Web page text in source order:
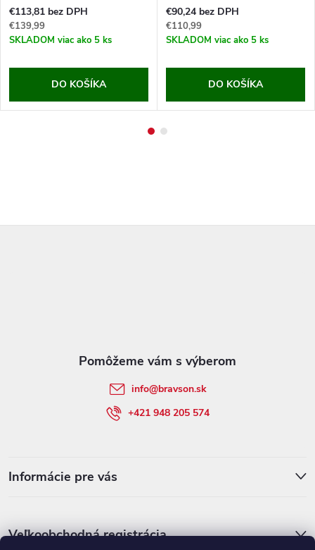
€113,81 bez DPH
€139,99
SKLADOM viac ako 5 ks
DO KOŠÍKA
€90,24 bez DPH
€110,99
SKLADOM viac ako 5 ks
DO KOŠÍKA
info@bravson.sk
+421 948 205 574
Informácie pre vás
Veľkoobchodná registrácia